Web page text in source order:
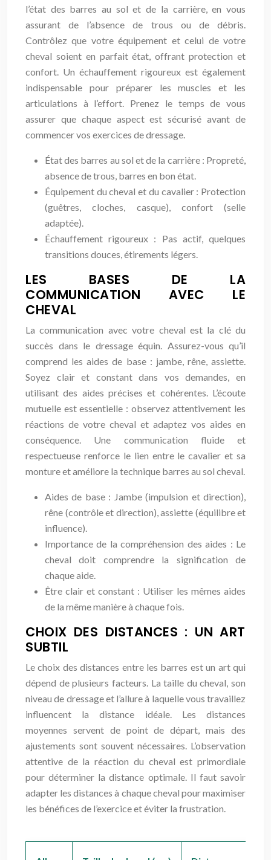
l’état des barres au sol et de la carrière, en vous
assurant de l’absence de trous ou de débris.
Contrôlez que votre équipement et celui de votre
cheval soient en parfait état, offrant protection et
confort. Un échauffement rigoureux est également
indispensable pour préparer les muscles et les
articulations à l’effort. Prenez le temps de vous
assurer que chaque aspect est sécurisé avant de
commencer vos exercices de dressage.
État des barres au sol et de la carrière : Propreté,
absence de trous, barres en bon état.
Équipement du cheval et du cavalier : Protection
(guêtres, cloches, casque), confort (selle
adaptée).
Échauffement rigoureux : Pas actif, quelques
transitions douces, étirements légers.
LES BASES DE LA
COMMUNICATION AVEC LE
CHEVAL
La communication avec votre cheval est la clé du
succès dans le dressage équin. Assurez-vous qu’il
comprend les aides de base : jambe, rêne, assiette.
Soyez clair et constant dans vos demandes, en
utilisant des aides précises et cohérentes. L’écoute
mutuelle est essentielle : observez attentivement les
réactions de votre cheval et adaptez vos aides en
conséquence. Une communication fluide et
respectueuse renforce le lien entre le cavalier et sa
monture et améliore la technique barres au sol cheval.
Aides de base : Jambe (impulsion et direction),
rêne (contrôle et direction), assiette (équilibre et
influence).
Importance de la compréhension des aides : Le
cheval doit comprendre la signification de
chaque aide.
Être clair et constant : Utiliser les mêmes aides
de la même manière à chaque fois.
CHOIX DES DISTANCES : UN ART
SUBTIL
Le choix des distances entre les barres est un art qui
dépend de plusieurs facteurs. La taille du cheval, son
niveau de dressage et l’allure à laquelle vous travaillez
influencent la distance idéale. Les distances
moyennes servent de point de départ, mais des
ajustements sont souvent nécessaires. L’observation
attentive de la réaction du cheval est primordiale
pour déterminer la distance optimale. Il faut savoir
adapter les distances à chaque cheval pour maximiser
les bénéfices de l’exercice et éviter la frustration.